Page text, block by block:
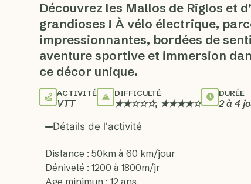
Découvrez les Mallos de Riglos et
grandioses ! À vélo électrique,
impressionnantes, bordées de
aventure sportive et immersion
ce décor unique.
ACTIVITÉ
VTT
DIFFICULTÉ
★★☆☆☆, ★★★★☆
DURÉE
2 à 4
Détails de l'activité
Distance : 50km à 60 km/jour
Dénivelé : 1200 à 1800m/jr
Age minimun : 12 ans